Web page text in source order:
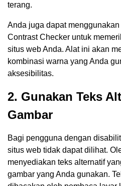
terang.
Anda juga dapat
Contrast Checker untuk
situs web Anda. Alat ini akan
kombinasi warna yang Anda
aksesibilitas.
2. Gunakan Teks
Gambar
Bagi pengguna dengan
situs web tidak dapat dilihat.
menyediakan teks alternatif
gambar yang Anda gunakan.